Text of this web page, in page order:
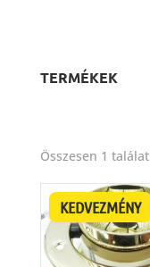
TERMÉKEK
Összesen 1 találat
KEDVEZMÉNY